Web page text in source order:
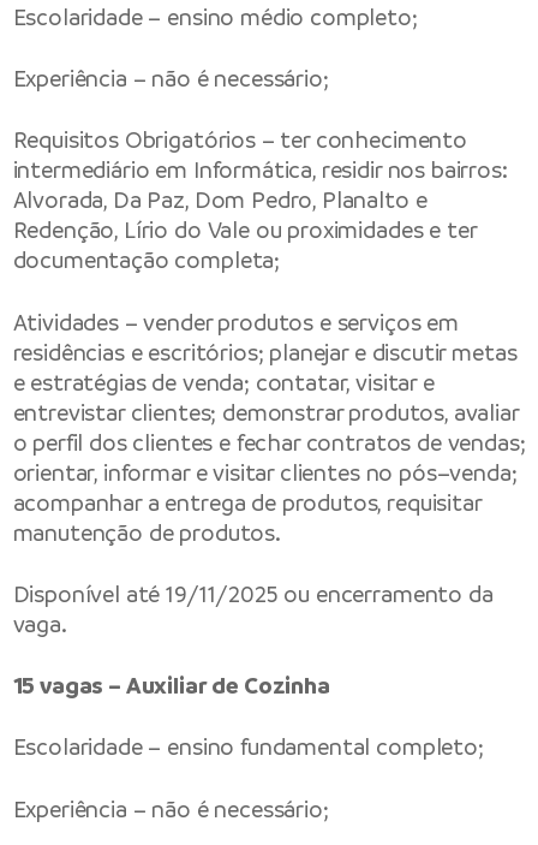
Escolaridade – ensino médio completo;
Experiência – não é necessário;
Requisitos Obrigatórios – ter conhecimento
intermediário em Informática, residir nos bairros:
Alvorada, Da Paz, Dom Pedro, Planalto e
Redenção, Lírio do Vale ou proximidades e ter
documentação completa;
Atividades – vender produtos e serviços em
residências e escritórios; planejar e discutir metas
e estratégias de venda; contatar, visitar e
entrevistar clientes; demonstrar produtos, avaliar
o perfil dos clientes e fechar contratos de vendas;
orientar, informar e visitar clientes no pós–venda;
acompanhar a entrega de produtos, requisitar
manutenção de produtos.
Disponível até 19/11/2025 ou encerramento da
vaga.
15 vagas – Auxiliar de Cozinha
Escolaridade – ensino fundamental completo;
Experiência – não é necessário;